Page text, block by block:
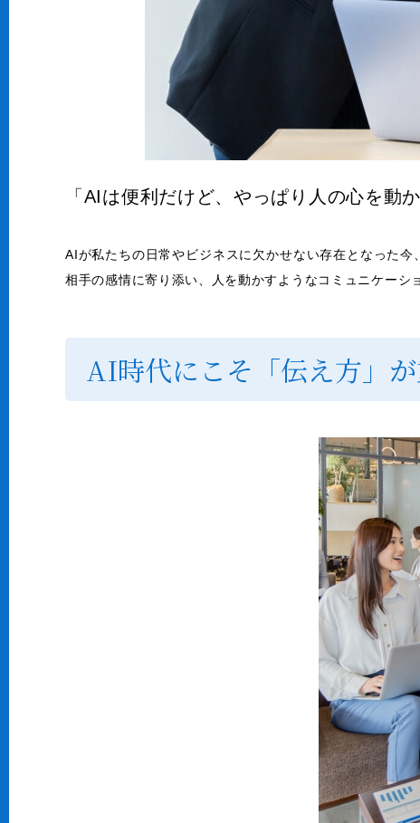
「AIは便利だけど、やっぱり人の心を
AIが私たちの日常やビジネスに欠かせない存在となった
相手の感情に寄り添い、人を動かすようなコミュニケーシ
AI時代にこそ「伝え方」